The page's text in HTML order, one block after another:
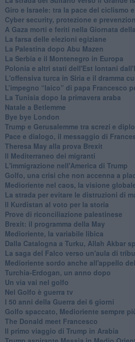
Giro e Israele: tra la pace del ciclismo
Cyber security, protezione e
A Gaza morti e feriti nella Giornata
La farsa delle elezioni egiziane
La Palestina dopo Abu Mazen
La Serbia e il Montenegro in Europa
Polonia e altri stati dell'Est lontani
L'offensiva turca in Siria e il dramma
L’impegno “laico” di papa Francesco
La Tunisia dopo la primavera araba
Natale a Betlemme
Bye bye London
Trump e Gerusalemme tra screzi e
Pace e dialogo, il messaggio di
Theresa May alla prova Brexit
Il Mediterraneo dei migranti
L'immigrazione nell'America di Trump
Golfo, una crisi che non accenna a
Medioriente nel caos, la visione
La strada per evitare le distruzioni di
Il Kurdistan al voto per la storia
Prove di riconciliazione palestinese
Brexit: il programma della May
Medioriente, la variabile libica
Dalla Catalogna a Turku, Allah Akbar
La saga del Falco verso un'aula di
Medioriente sordo anche all'appello
Turchia-Erdogan, un anno dopo
Un via vai nel golfo
Nel Golfo è guerra tv
I 50 anni della Guerra dei 6 giorni
Golfo spaccato, Medioriente sempre
The Donald meet Francesco
Il primo viaggio di Trump in Arabia